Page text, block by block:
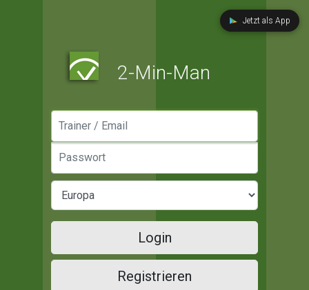
Jetzt als App
2-Min-Man
Login
Registrieren